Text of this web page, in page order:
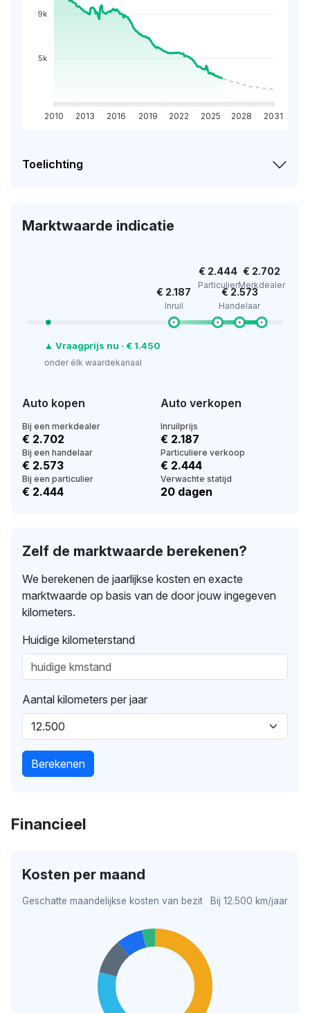
9k
5k
2010 2013 2016 2019 2022 2025 2028 2031
Toelichting
Marktwaarde indicatie
€ 2.187
Inruil
€ 2.444
Particulier
€ 2.573
Handelaar
€ 2.702
Merkdealer
▲ Vraagprijs nu · € 1.450
onder élk waardekanaal
Auto kopen
Bij een merkdealer
€ 2.702
Bij een handelaar
€ 2.573
Bij een particulier
€ 2.444
Auto verkopen
Inruilprijs
€ 2.187
Particuliere verkoop
€ 2.444
Verwachte statijd
20 dagen
Zelf de marktwaarde berekenen?
We berekenen de jaarlijkse kosten en exacte
marktwaarde op basis van de door jouw ingegeven
kilometers.
Huidige kilometerstand
Aantal kilometers per jaar
Berekenen
Financieel
Kosten per maand
Geschatte maandelijkse kosten van bezit Bij 12.500 km/jaar